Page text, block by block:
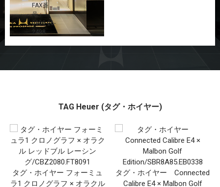
FAX番
号：
0985-26-
2498
TAG Heuer (タグ・ホイヤー)
タグ・ホイヤー フォーミュ
ラ1 クロノグラフ × オラクル
タグ・ホイヤー Connected
Calibre E4 × Malbon Golf